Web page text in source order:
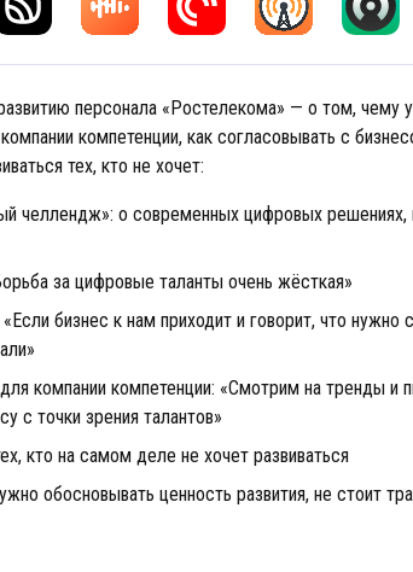
персонала «Ростелекома» — о том, чему
компетенции, как согласовывать с
тех, кто не хочет:
челлендж»: о современных цифровых решениях,
за цифровые таланты очень жёсткая»
бизнес к нам приходит и говорит, что нужно
для компании компетенции: «Смотрим на тренды и
с точки зрения талантов»
кто на самом деле не хочет развиваться
обосновывать ценность развития, не стоит